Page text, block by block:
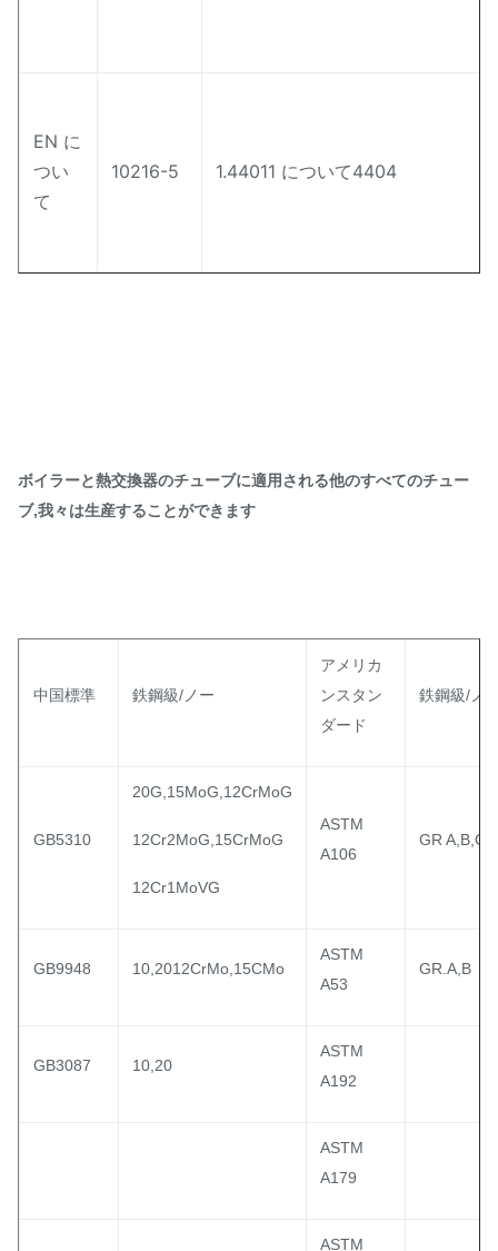
EN に
つい
て
10216-5 1.44011 について4404
ボイラーと熱交換器のチューブに適用される他のすべてのチュー
ブ,我々は生産することができます
中国標準 鉄鋼級/ノー
アメリカ
ンスタン
ダード
鉄鋼級/ノ
GB5310
20G,15MoG,12CrMoG
12Cr2MoG,15CrMoG
12Cr1MoVG
ASTM
A106
GR A,B,C
GB9948 10,2012CrMo,15CMo
ASTM
A53
GR.A,B
GB3087 10,20
ASTM
A192
ASTM
A179
ASTM